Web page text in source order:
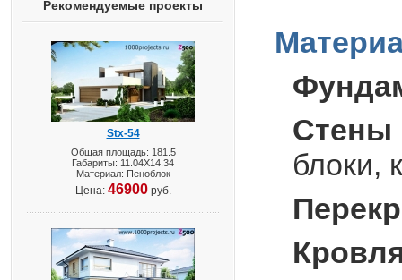
Рекомендуемые проекты
Stx-54
Общая площадь: 181.5
Габариты: 11.04X14.34
Материал: Пеноблок
Цена: 46900руб.
Стены
блоки,